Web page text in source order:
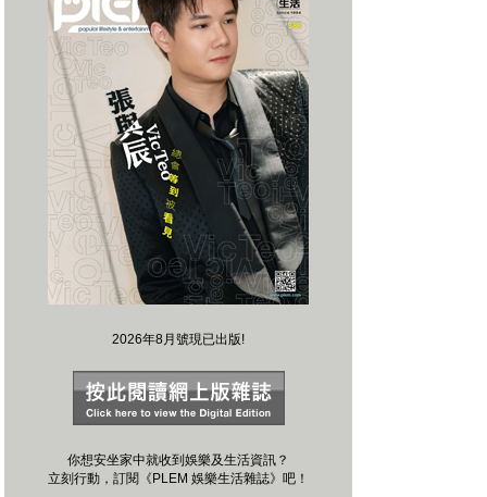
2026年8月號現已出版!
你想安坐家中就收到娛樂及生活資訊？
立刻行動，訂閱《PLEM 娛樂生活雜誌》吧！